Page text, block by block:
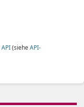
API(siehe API-